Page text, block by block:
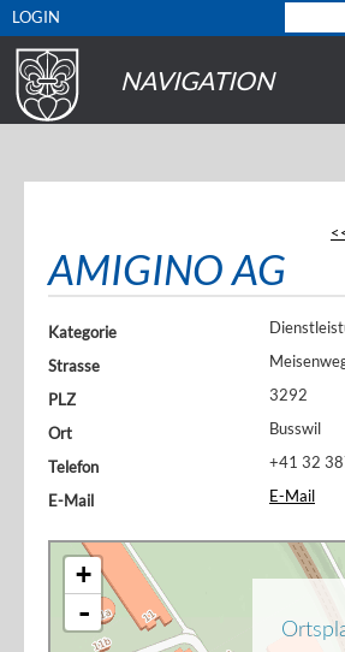
LOGIN
NAVIGATION
AMIGINO AG
Kategorie
Strasse
PLZ
3292
Ort
Busswil
Telefon
+41 32
E-Mail
E-Mail